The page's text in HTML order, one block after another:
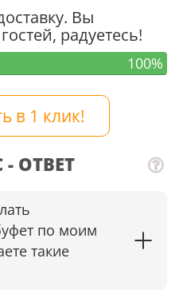
Вы
радуетесь!
100%
в 1 клик!
ОТВЕТ
по моим
такие